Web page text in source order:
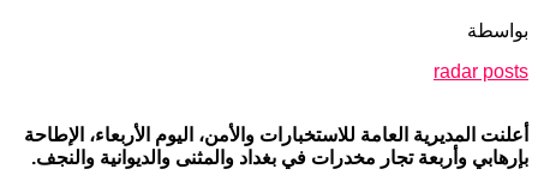
بواسطة
radar posts
أعلنت المديرية العامة للاستخبارات والأمن، اليوم الأربعاء، الإطاحة
بإرهابي وأربعة تجار مخدرات في بغداد والمثنى والديوانية والنجف.